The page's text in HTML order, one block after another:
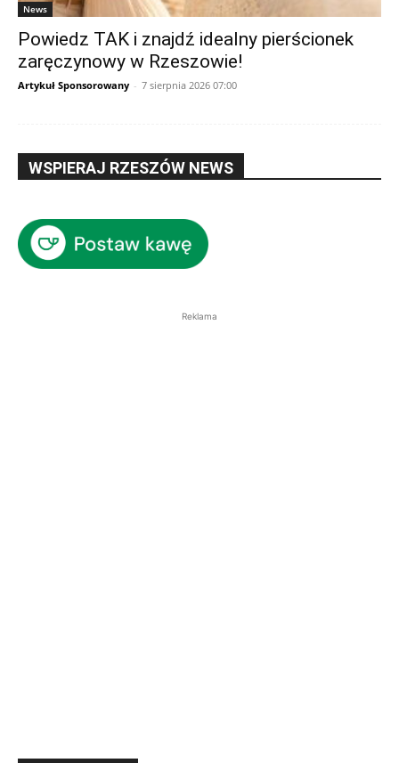
News
Powiedz TAK i znajdź idealny pierścionek
zaręczynowy w Rzeszowie!
Artykuł Sponsorowany - 7 sierpnia 2026 07:00
WSPIERAJ RZESZÓW NEWS
Reklama